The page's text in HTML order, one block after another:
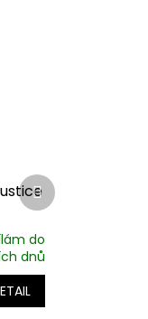
do
dnů
Další
produkt